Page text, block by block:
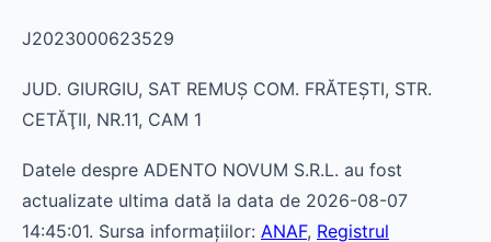
J2023000623529
JUD. GIURGIU, SAT REMUŞ COM. FRĂTEŞTI, STR.
CETĂŢII, NR.11, CAM 1
Datele despre ADENTO NOVUM S.R.L. au fost
actualizate ultima dată la data de 2026-08-07
14:45:01. Sursa informațiilor: ANAF, Registrul